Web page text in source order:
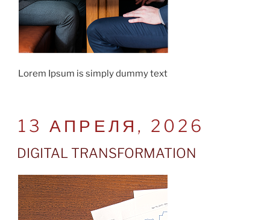
Lorem Ipsum is simply dummy text
POSTED
ON
13 АПРЕЛЯ, 2026
DIGITAL TRANSFORMATION